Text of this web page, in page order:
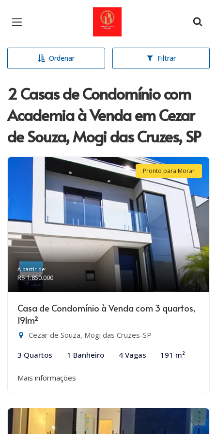
Página inicial
Ordenar Filtrar
2 Casas de Condomínio com
Academia à Venda em Cezar
de Souza, Mogi das Cruzes, SP
Pronto para Morar
A partir de:
R$ 1.850.000
Casa de Condomínio à Venda com 3 quartos,
191m²
Cezar de Souza, Mogi das Cruzes-SP
3 Quartos 1 Banheiro 4 Vagas 191 m²
Mais informações